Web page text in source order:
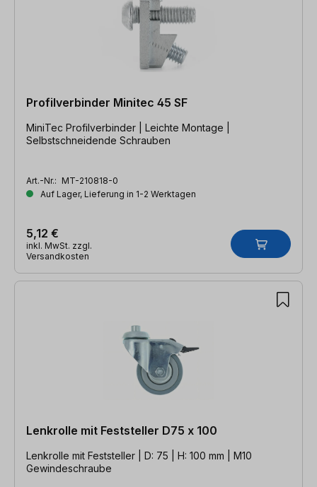
Profilverbinder Minitec 45 SF
MiniTec Profilverbinder | Leichte Montage |
Selbstschneidende Schrauben
Art.-Nr.: MT-210818-0
Auf Lager, Lieferung in 1-2 Werktagen
5,12 €
inkl. MwSt. zzgl.
Versandkosten
Lenkrolle mit Feststeller D75 x 100
Lenkrolle mit Feststeller | D: 75 | H: 100 mm | M10
Gewindeschraube